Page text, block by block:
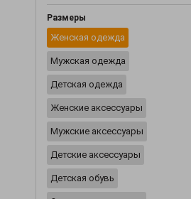
Плащи(6)
Пледы(29)
(354)
(202)
Свитеры(229)
Размеры
Женская одежда
Мужская одежда
Детская одежда
Женские аксессуары
Мужские аксессуары
Детские аксессуары
Детская обувь